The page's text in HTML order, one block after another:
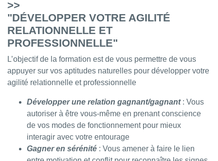
>>
"DÉVELOPPER VOTRE AGILITÉ
RELATIONNELLE ET
PROFESSIONNELLE"
L’objectif de la formation est de vous permettre de vous
appuyer sur vos aptitudes naturelles pour développer votre
agilité relationnelle et professionnelle
Développer une relation gagnant/gagnant : Vous
autoriser à être vous-même en prenant conscience
de vos modes de fonctionnement pour mieux
interagir avec votre entourage
Gagner en sérénité : Vous amener à faire le lien